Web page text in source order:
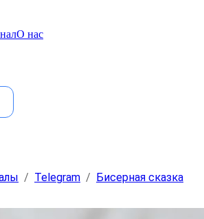
О нас
/ Telegram / Бисерная сказка